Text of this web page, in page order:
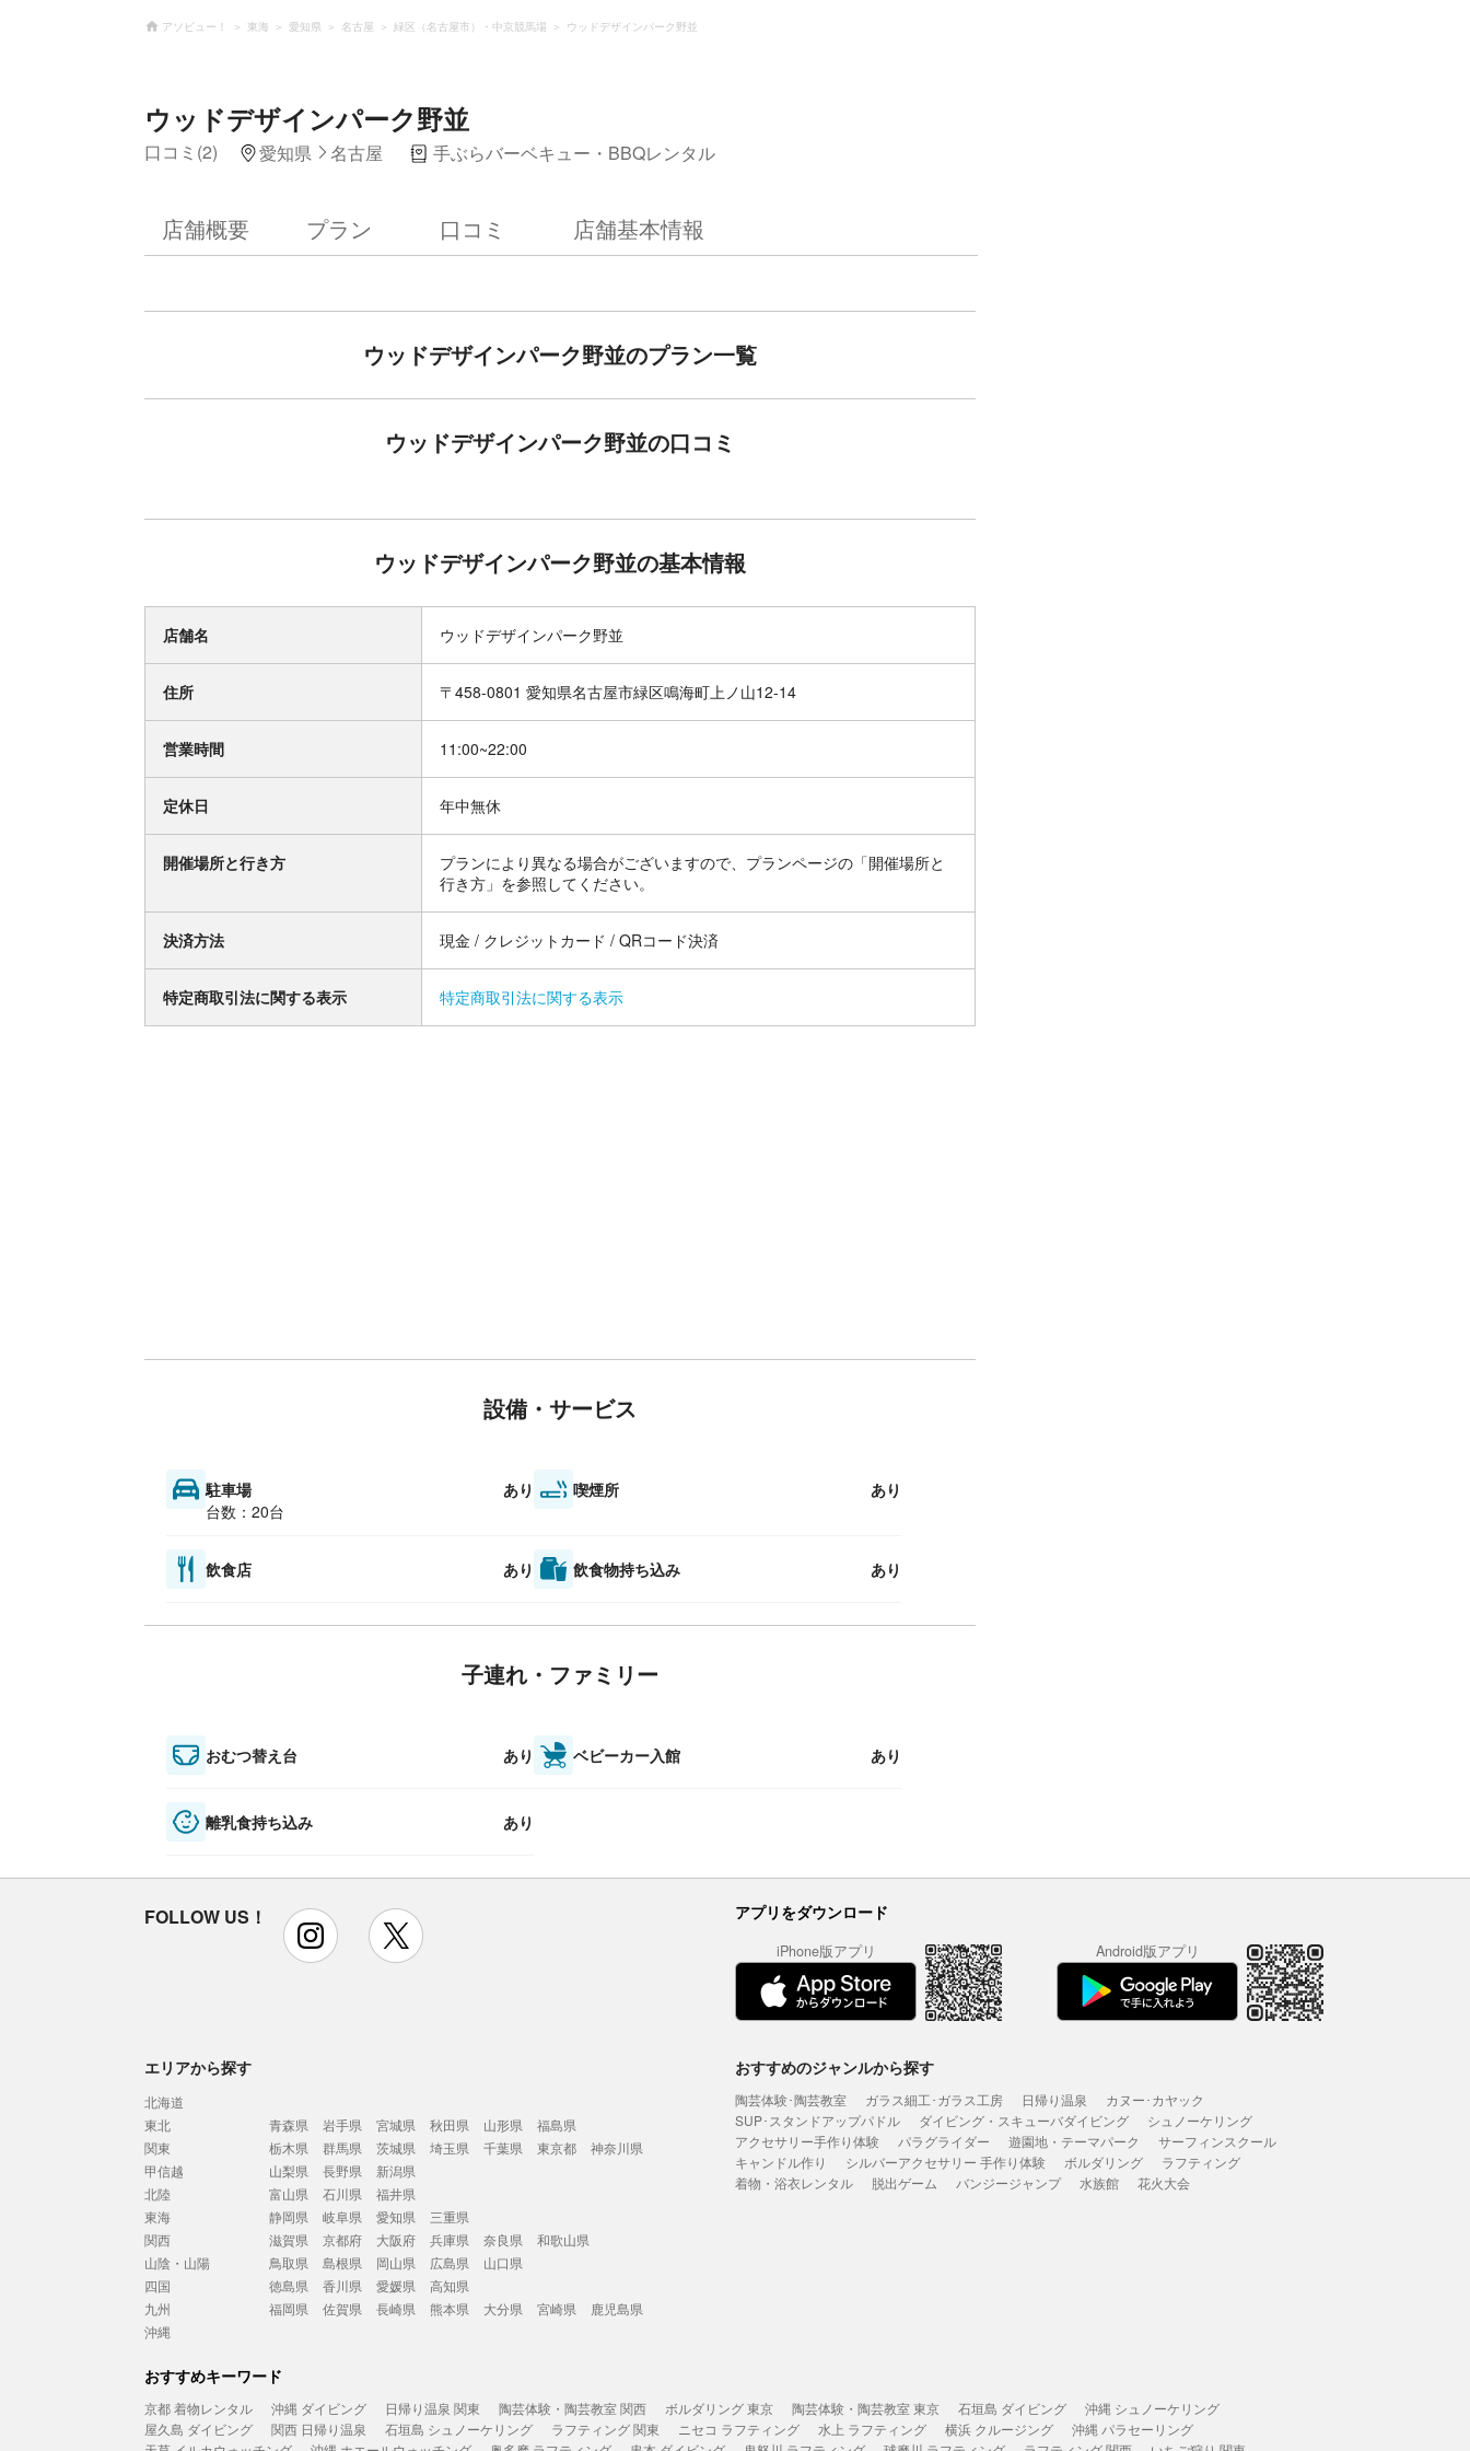
アソビュー！ 東海 愛知県 名古屋 緑区（名古屋市）・中京競馬場 ウッドデザインパーク野並
ウッドデザインパーク野並
口コミ(2) 愛知県 名古屋 手ぶらバーベキュー・BBQレンタル
店舗概要 プラン 口コミ 店舗基本情報
ウッドデザインパーク野並のプラン一覧
ウッドデザインパーク野並の口コミ
ウッドデザインパーク野並の基本情報
店舗名 ウッドデザインパーク野並
住所 〒458-0801 愛知県名古屋市緑区鳴海町上ノ山12-14
営業時間 11:00~22:00
定休日 年中無休
開催場所と行き方
プランにより異なる場合がございますので、プランページの「開催場所と
行き方」を参照してください。
決済方法 現金 / クレジットカード / QRコード決済
特定商取引法に関する表示 特定商取引法に関する表示
設備・サービス
駐車場
あり
台数：20台
喫煙所 あり
飲食店 あり 飲食物持ち込み あり
子連れ・ファミリー
おむつ替え台 あり ベビーカー入館 あり
離乳食持ち込み あり
FOLLOW US！ instagram アプリをダウンロード
iPhone版アプリ Android版アプリ
エリアから探す
北海道
東北
青森県 岩手県 宮城県 秋田県 山形県
福島県
関東
栃木県 群馬県 茨城県 埼玉県 千葉県 東京都
神奈川県
甲信越
山梨県 長野県
新潟県
北陸
富山県 石川県
福井県
東海
静岡県 岐阜県 愛知県
三重県
関西
滋賀県 京都府 大阪府 兵庫県 奈良県
和歌山県
山陰・山陽
鳥取県 島根県 岡山県 広島県
山口県
四国
徳島県 香川県 愛媛県
高知県
九州
福岡県 佐賀県 長崎県 熊本県 大分県 宮崎県
鹿児島県
沖縄
おすすめのジャンルから探す
陶芸体験･陶芸教室 ガラス細工･ガラス工房 日帰り温泉
カヌー･カヤック
SUP･スタンドアップパドル
ダイビング・スキューバダイビング
シュノーケリング
アクセサリー手作り体験
パラグライダー 遊園地・テーマパーク
サーフィンスクール
キャンドル作り
シルバーアクセサリー 手作り体験 ボルダリング
ラフティング
着物・浴衣レンタル
脱出ゲーム バンジージャンプ 水族館 花火大会
おすすめキーワード
京都 着物レンタル 沖縄 ダイビング 日帰り温泉 関東 陶芸体験・陶芸教室 関西 ボルダリング 東京 陶芸体験・陶芸教室 東京 石垣島 ダイビング
沖縄 シュノーケリング
屋久島 ダイビング
関西 日帰り温泉 石垣島 シュノーケリング ラフティング 関東 ニセコ ラフティング 水上 ラフティング 横浜 クルージング
沖縄 パラセーリング